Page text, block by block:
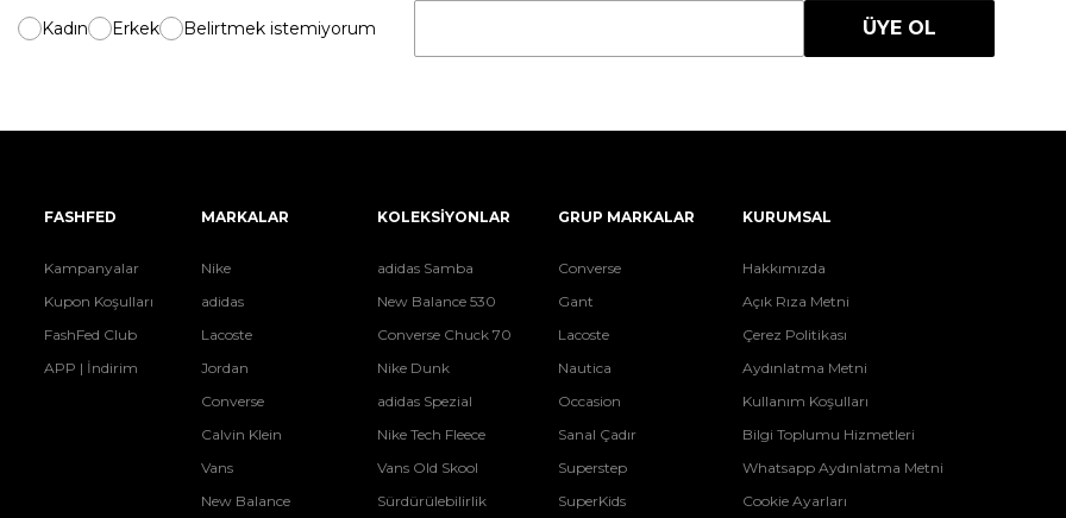
Kadın Erkek Belirtmek istemiyorum ÜYE OL
FASHFED
Kampanyalar
Kupon Koşulları
FashFed Club
APP | İndirim
MARKALAR
Nike
adidas
Lacoste
Jordan
Converse
Calvin Klein
Vans
New Balance
KOLEKSİYONLAR
adidas Samba
New Balance 530
Converse Chuck 70
Nike Dunk
adidas Spezial
Nike Tech Fleece
Vans Old Skool
Sürdürülebilirlik
GRUP MARKALAR
Converse
Gant
Lacoste
Nautica
Occasion
Sanal Çadır
Superstep
SuperKids
KURUMSAL
Hakkımızda
Açık Rıza Metni
Çerez Politikası
Aydınlatma Metni
Kullanım Koşulları
Bilgi Toplumu Hizmetleri
Whatsapp Aydınlatma Metni
Cookie Ayarları